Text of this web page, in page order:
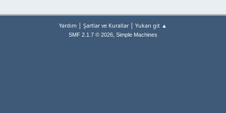
Yardım | Şartlar ve Kurallar| Yukarı git ▲
SMF 2.1.7 © 2026, Simple Machines